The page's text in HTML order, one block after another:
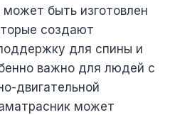
быть изготовлен
создают
для спины и
важно для людей с
двигательной
может